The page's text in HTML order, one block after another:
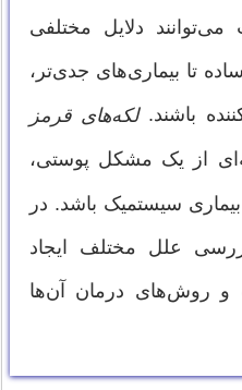
دلایل مختلفی
تا بیماری‌های جدی‌تر،
باشند.لکه‌های قرمز
از یک مشکل پوستی،
سیستمیک باشد. در
علل مختلف ایجاد
روش‌های درمان آن‌ها